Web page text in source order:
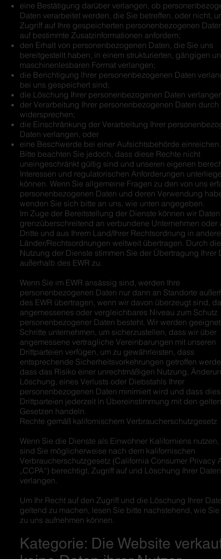
eine Bestätigung darüber verlangen, ob
Daten verarbeitet werden, die Sie betreffen, oder nicht,
Zugriff auf Ihre gespeicherten personenbezogenen
auf bestimmte Zusatzinformationen anfordern;
den Erhalt von personenbezogenen Daten, die Sie uns
bereitgestellt haben, in einem strukturierten, gängigen
maschinenlesbaren Format verlangen;
die Berichtigung lhrer personenbezogenen Daten
bei uns gespeichert sind;
die Löschung Ihrer personenbezogenen Daten
der Verarbeitung Ihrer personenbezogenen Daten durch
widersprechen;
die Einschränkung der Verarbeitung Ihrer
Daten verlangen, oder
eine Beschwerde bei einer Aufsichtsbehörde einreichen.
Bitte beachten Sie jedoch, dass diese Rechte nicht
uneingeschränkt gültig sind und unseren eigenen
Interessen und regulatorischen Anforderungen
können. Wenn Sie allgemeine Fragen zu den von uns
personenbezogenen Daten und deren Verwendung
wenden Sie sich bitte an uns, wie unten angegeben.
Im Zuge der Bereitstellung der Dienste können wir Daten
grenzüberschreitend an verbundene Unternehmen oder
Dritte und aus Ihrem Land/Ihrer Rechtsordnung in andere
Länder/Rechtsordnungen weltweit übertragen. Durch die
Nutzung der Dienste stimmen Sie der Übertragung Ihrer
außerhalb des EWR zu.
Wenn Sie im EWR ansässig sind, werden Ihre
personenbezogenen Daten nur dann an Standorte
des EWR übertragen, wenn wir davon überzeugt sind,
angemessenes oder vergleichbares Niveau zum Schutz
personenbezogener Daten besteht. Wir werden
Schritte unternehmen, um sicherzustellen, dass wir über
angemessene vertragliche Vereinbarungen mit unseren
Drittparteien verfügen, um zu gewährleisten, dass
entsprechende Sicherheitsvorkehrungen getroffen
dass das Risiko einer unrechtmäßigen Nutzung,
Löschung, eines Verlusts oder Diebstahls Ihrer
personenbezogenen Daten minimiert wird und dass
Drittparteien jederzeit in Übereinstimmung mit den
Gesetzen handeln.
Rechte gemäß kalifornischem Verbraucherschutzgesetz
Wenn Sie die Dienste als Einwohner Kaliforniens
sind Sie möglicherweise nach dem kalifornischen
Verbraucherschutzgesetz (California Consumer Privacy
„CCPA“) berechtigt, Zugriff auf und Löschung Ihrer
verlangen.
Um Ihr Recht auf den Zugriff und die Löschung Ihrer
geltend zu machen, lesen Sie bitte nachstehend, wie
zu uns aufnehmen können.
Kategorie: Die Website